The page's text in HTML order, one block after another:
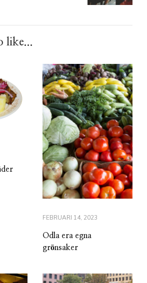
like...
FEBRUARI 14, 2023
Odla era egna
grönsaker